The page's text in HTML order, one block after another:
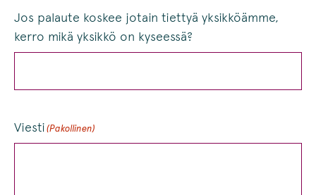
Jos palaute koskee jotain tiettyä yksikköämme,
kerro mikä yksikkö on kyseessä?
Viesti (Pakollinen)